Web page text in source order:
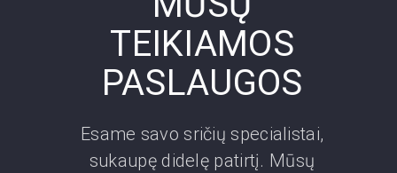
TEIKIAMOS
PASLAUGOS
Esame savo sričių specialistai,
sukaupę didelę patirtį. Mūsų